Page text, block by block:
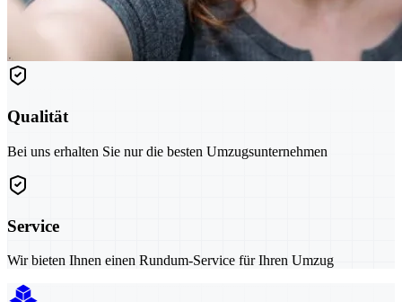
Qualität
Bei uns erhalten Sie nur die besten Umzugsunternehmen
Service
Wir bieten Ihnen einen Rundum-Service für Ihren Umzug